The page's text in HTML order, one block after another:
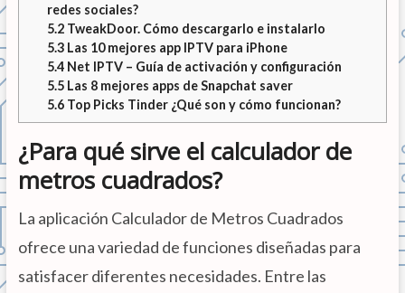
redes sociales?
5.2 TweakDoor. Cómo descargarlo e instalarlo
5.3 Las 10 mejores app IPTV para iPhone
5.4 Net IPTV – Guía de activación y configuración
5.5 Las 8 mejores apps de Snapchat saver
5.6 Top Picks Tinder ¿Qué son y cómo funcionan?
¿Para qué sirve el calculador de
metros cuadrados?
La aplicación Calculador de Metros Cuadrados
ofrece una variedad de funciones diseñadas para
satisfacer diferentes necesidades. Entre las